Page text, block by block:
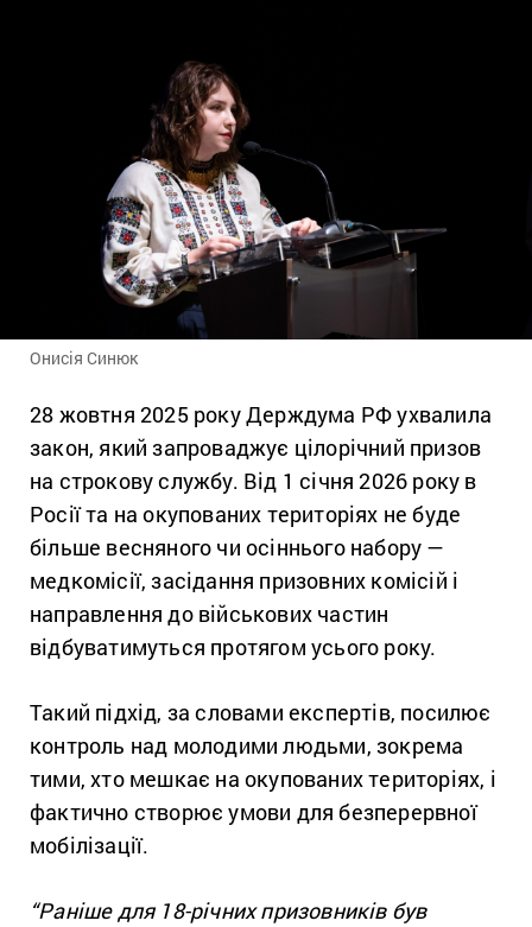
Онисія Синюк
28 жовтня 2025 року Держдума РФ ухвалила
закон, який запроваджує цілорічний призов
на строкову службу. Від 1 січня 2026 року в
Росії та на окупованих територіях не буде
більше весняного чи осіннього набору —
медкомісії, засідання призовних комісій і
направлення до військових частин
відбуватимуться протягом усього року.
Такий підхід, за словами експертів, посилює
контроль над молодими людьми, зокрема
тими, хто мешкає на окупованих територіях, і
фактично створює умови для безперервної
мобілізації.
“Раніше для 18-річних призовників був